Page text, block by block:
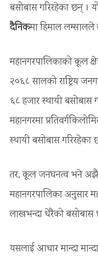
बसोबास गरिरहेका छन् ।
दैनिकमा हिमाल
महानगरपालिकाको कूल
२०६८ सालको राष्ट्रिय
६८ हजार स्थायी
महानगरमा
स्थायी बसोबास गरिरहेका
तर, कूल जनघनत्व भने अझै
महानगरपालिका अनुसार
लाखभन्दा धेरैको बसोबास
यसलाई आधार मान्दा